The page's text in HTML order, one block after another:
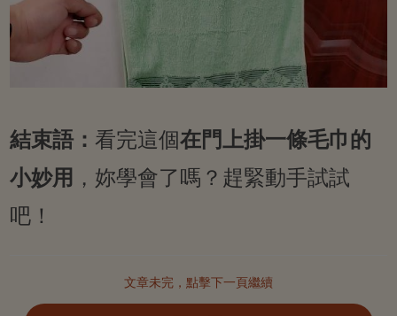
結束語： 看完這個在門上掛一條毛巾的
小妙用 ，妳學會了嗎？趕緊動手試試
吧！
文章未完，點擊下一頁繼續